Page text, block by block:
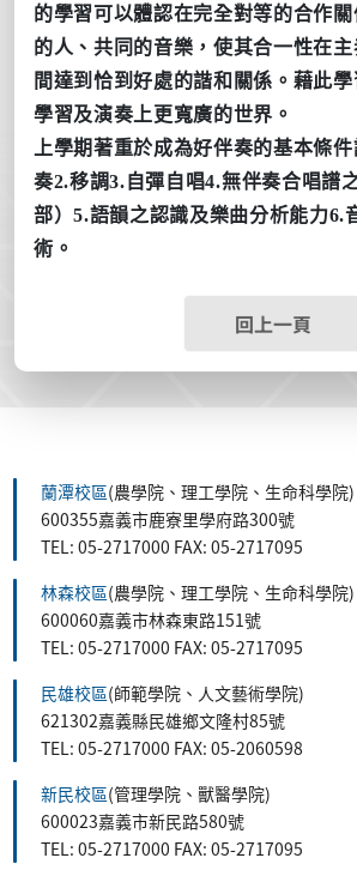
的學習可以體認在完全對等的合作關
的人、共同的音樂，使其合一性在
間達到恰到好處的諧和關係。藉此
學習及演奏上更寬廣的世界。
上學期著重於成為好伴奏的基本條
奏2.移調3. 自彈自唱4.無伴奏合唱譜
部）5.語韻之認識及樂曲分析能力6.
術。
回上一頁
蘭潭校區(農學院、理工學院、生命科學院)
600355嘉義市鹿寮里學府路300號
TEL: 05-2717000 FAX: 05-2717095
林森校區(農學院、理工學院、生命科學院)
600060嘉義市林森東路151號
TEL: 05-2717000 FAX: 05-2717095
民雄校區(師範學院、人文藝術學院)
621302嘉義縣民雄鄉文隆村85號
TEL: 05-2717000 FAX: 05-2060598
新民校區(管理學院、獸醫學院)
600023嘉義市新民路580號
TEL: 05-2717000 FAX: 05-2717095